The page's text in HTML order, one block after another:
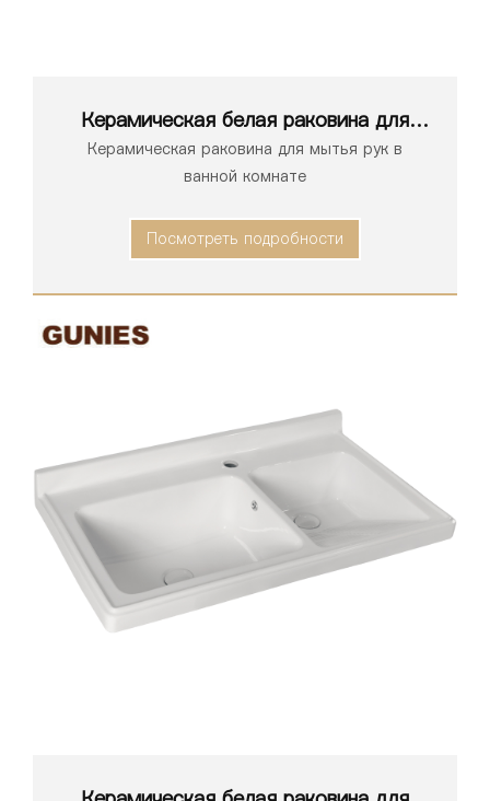
Керамическая белая раковина для
ванной комнаты серии 1170
Керамическая раковина для мытья рук в
ванной комнате
Посмотреть подробности